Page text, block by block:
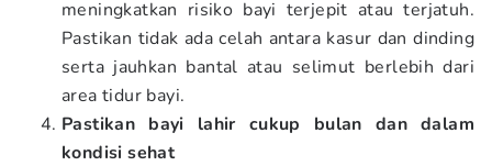
meningkatkan risiko bayi terjepit atau terjatuh.
Pastikan tidak ada celah antara kasur dan dinding
serta jauhkan bantal atau selimut berlebih dari
area tidur bayi.
Pastikan bayi lahir cukup bulan dan dalam
kondisi sehat